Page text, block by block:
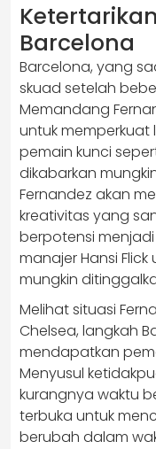
Barcelona
Barcelona, yang
skuad setelah
Memandang
untuk memperkuat
pemain kunci
dikabarkan
Fernandez akan
kreativitas yang
berpotensi
manajer Hansi
mungkin
Melihat situasi
Chelsea, langkah
mendapatkan
Menyusul
kurangnya waktu
terbuka untuk
berubah dalam